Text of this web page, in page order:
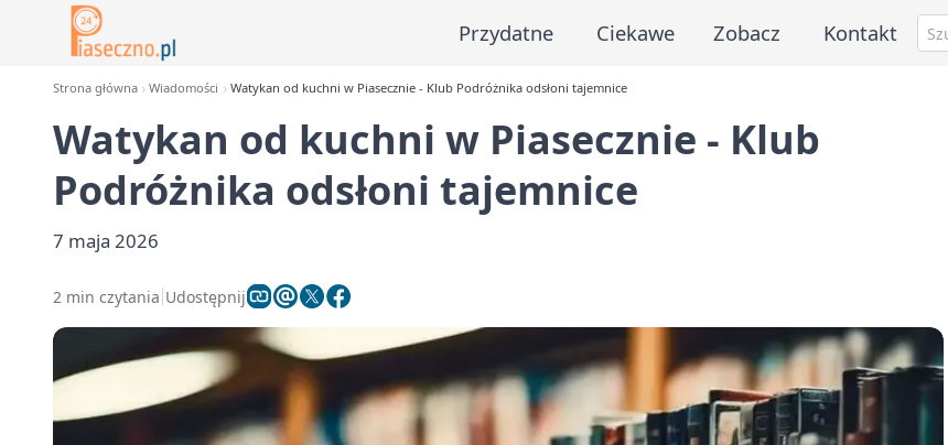
Przydatne Ciekawe Zobacz Kontakt
Strona główna Wiadomości Watykan od kuchni w Piasecznie - Klub Podróżnika odsłoni tajemnice
Watykan od kuchni w Piasecznie - Klub
Podróżnika odsłoni tajemnice
7 maja 2026
2 min czytania Udostępnij